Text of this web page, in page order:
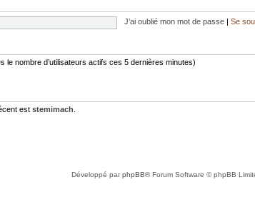
J’ai oublié mon mot de passe Se
le nombre d’utilisateurs actifs ces 5 dernières minutes)
est stemimach
Développé parphpBB® Forum Software © phpBB